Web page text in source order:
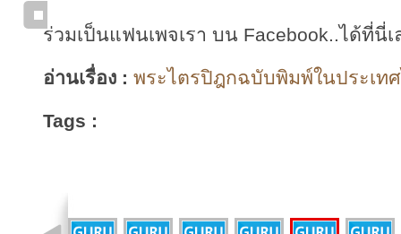
ร่วมเป็นแฟนเพจเรา บน Facebook..ได้ที่นี่เ
อ่านเรื่อง : พระไตรปิฎกฉบับพิมพ์ในประเท
Tags :